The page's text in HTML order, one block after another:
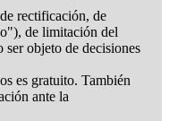
rectificación, de
de limitación del
objeto de decisiones
es gratuito. También
ante la